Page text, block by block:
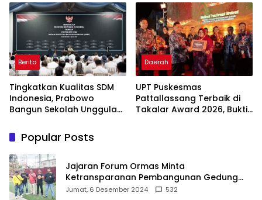
Indonesia
Berita
Tingkatkan Kualitas SDM
Indonesia, Prabowo
Bangun Sekolah Unggulan
Terbaik Dunia
Daerah
UPT Puskesmas
Pattallassang Terbaik di
Takalar Award 2026, Bukti
Popular Posts
Jajaran Forum Ormas Minta
Ketransparanan Pembangunan Gedung
Damkar Di Kecamatan Cisoka
Jumat, 6 Desember 2024 532